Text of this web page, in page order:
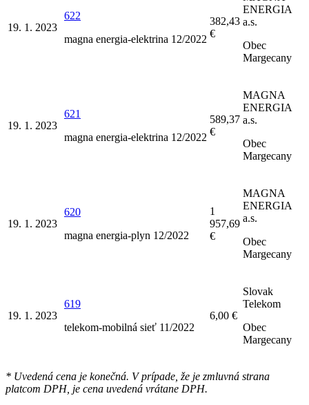
19. 1. 2023
622
magna energia-elektrina 12/2022
382,43
€
ENERGIA
a.s.
Obec
Margecany
19. 1. 2023
621
magna energia-elektrina 12/2022
589,37
€
MAGNA
ENERGIA
a.s.
Obec
Margecany
19. 1. 2023
620
magna energia-plyn 12/2022
1
957,69
€
MAGNA
ENERGIA
a.s.
Obec
Margecany
19. 1. 2023
619
telekom-mobilná sieť 11/2022
6,00 €
Slovak
Telekom
Obec
Margecany
* Uvedená cena je konečná. V prípade, že je zmluvná strana
platcom DPH, je cena uvedená vrátane DPH.